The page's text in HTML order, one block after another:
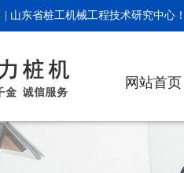
| 山东省桩工机械工程技术研究中心
网站首页